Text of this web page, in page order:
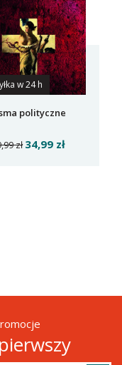
w 24 h
polityczne
zł 34,99 zł